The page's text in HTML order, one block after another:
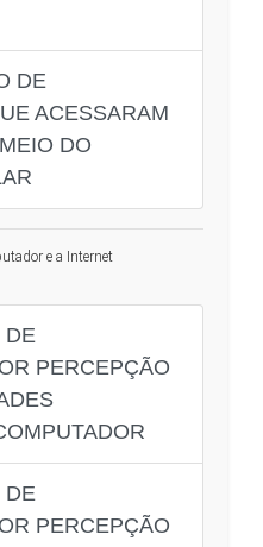
DE
ACESSARAM
DO
e a Internet
DE
PERCEPÇÃO
DE
PERCEPÇÃO